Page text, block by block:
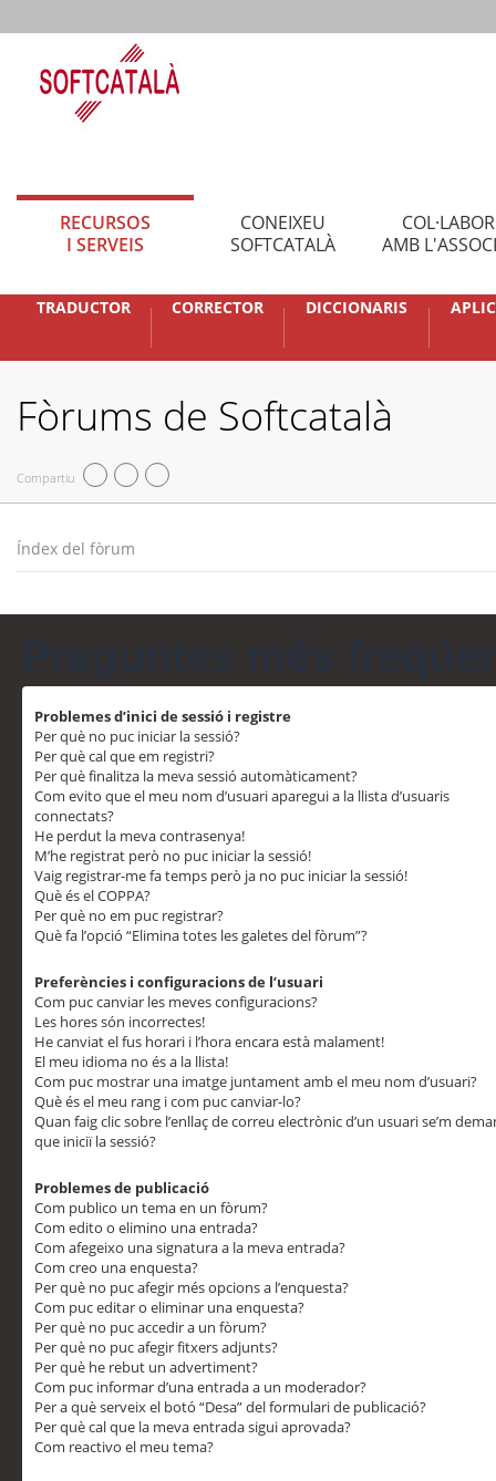
RECURSOS
I SERVEIS
CONEIXEU
SOFTCATALÀ
AMB
TRADUCTOR CORRECTOR DICCIONARIS
Fòrums de Softcatalà
Compartiu
Índex del fòrum
Problemes d’inici de sessió i registre
Per què no puc iniciar la sessió?
Per què cal que em registri?
Per què finalitza la meva sessió automàticament?
Com evito que el meu nom d’usuari aparegui a la llista d’usuaris
connectats?
He perdut la meva contrasenya!
M’he registrat però no puc iniciar la sessió!
Vaig registrar-me fa temps però ja no puc iniciar la sessió!
Què és el COPPA?
Per què no em puc registrar?
Què fa l’opció “Elimina totes les galetes del fòrum”?
Preferències i configuracions de l’usuari
Com puc canviar les meves configuracions?
Les hores són incorrectes!
He canviat el fus horari i l’hora encara està malament!
El meu idioma no és a la llista!
Com puc mostrar una imatge juntament amb el meu nom d’usuari?
Què és el meu rang i com puc canviar-lo?
Quan faig clic sobre l’enllaç de correu electrònic d’un usuari se’m
que iniciï la sessió?
Problemes de publicació
Com publico un tema en un fòrum?
Com edito o elimino una entrada?
Com afegeixo una signatura a la meva entrada?
Com creo una enquesta?
Per què no puc afegir més opcions a l’enquesta?
Com puc editar o eliminar una enquesta?
Per què no puc accedir a un fòrum?
Per què no puc afegir fitxers adjunts?
Per què he rebut un advertiment?
Com puc informar d’una entrada a un moderador?
Per a què serveix el botó “Desa” del formulari de publicació?
Per què cal que la meva entrada sigui aprovada?
Com reactivo el meu tema?